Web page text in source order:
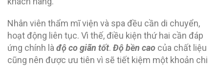
Nhân viên thẩm mĩ viện và spa đều cần di chuyển,
hoạt động liên tục. Vì thế, điều kiện thứ hai cần đáp
ứng chính là độ co giãn tốt. Độ bền cao của chất liệu
cũng nên được ưu tiên vì sẽ tiết kiệm một khoản chi